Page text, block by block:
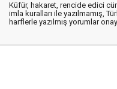
Küfür, hakaret, rencide edici
imla kuralları ile yazılmamış,
harflerle yazılmış yorumlar